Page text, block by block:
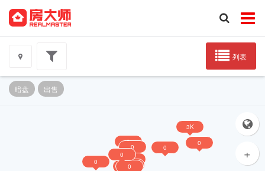
列表
暗盘 出售
+
0
0 0
0 0
0
0
3K
0
0
0